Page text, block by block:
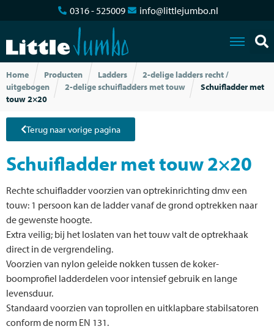
0316 - 525009 info@littlejumbo.nl
Home Producten Ladders
2-delige ladders recht /
uitgebogen
2-delige schuifladders met touw
Schuifladder met
touw 2×20
Terug naar vorige pagina
Schuifladder met touw 2×20
Rechte schuifladder voorzien van optrekinrichting dmv een
touw: 1 persoon kan de ladder vanaf de grond optrekken naar
de gewenste hoogte.
Extra veilig; bij het loslaten van het touw valt de optrekhaak
direct in de vergrendeling.
Voorzien van nylon geleide nokken tussen de koker-
boomprofiel ladderdelen voor intensief gebruik en lange
levensduur.
Standaard voorzien van toprollen en uitklapbare stabilsatoren
conform de norm EN 131.